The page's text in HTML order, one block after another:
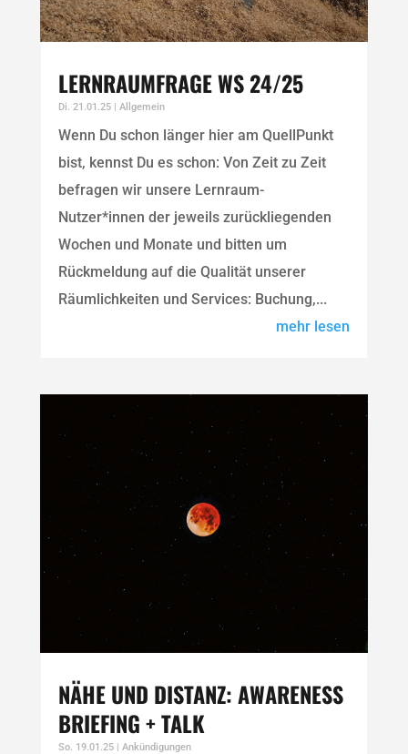
LERNRAUMFRAGE WS 24/25
Di. 21.01.25| Allgemein
Wenn Du schon länger hier am QuellPunkt
bist, kennst Du es schon: Von Zeit zu Zeit
befragen wir unsere Lernraum-
Nutzer*innen der jeweils zurückliegenden
Wochen und Monate und bitten um
Rückmeldung auf die Qualität unserer
Räumlichkeiten und Services: Buchung,...
mehr lesen
NÄHE UND DISTANZ: AWARENESS
BRIEFING + TALK
So. 19.01.25| Ankündigungen